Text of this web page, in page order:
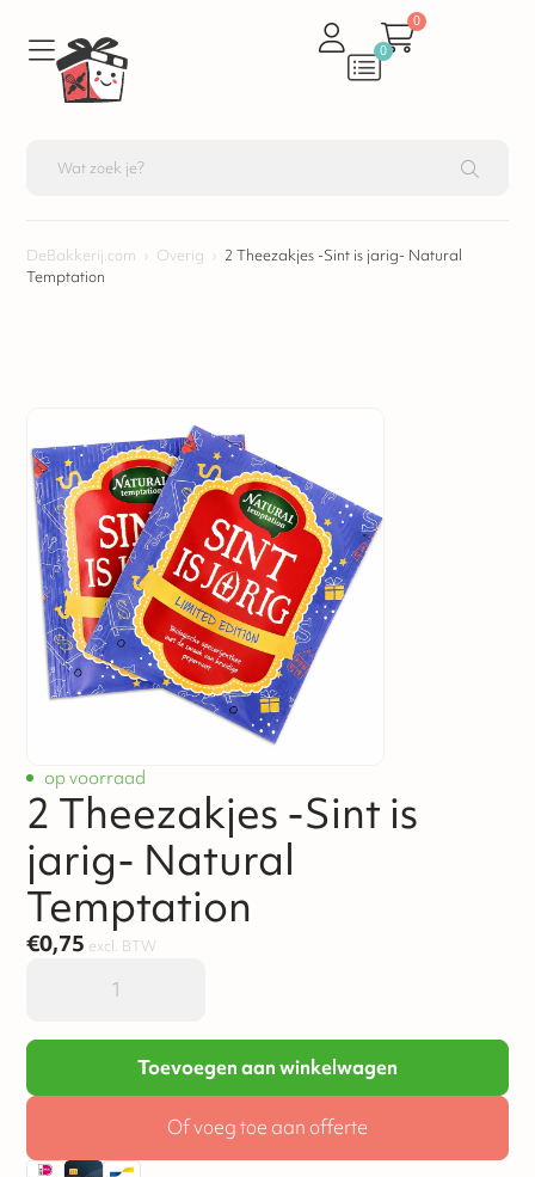
0
0
DeBakkerij.com › Overig › 2 Theezakjes -Sint is jarig- Natural
Temptation
op voorraad
2 Theezakjes -Sint is
jarig- Natural
Temptation
€0,75 excl. BTW
Toevoegen aan winkelwagen
Of voeg toe aan offerte